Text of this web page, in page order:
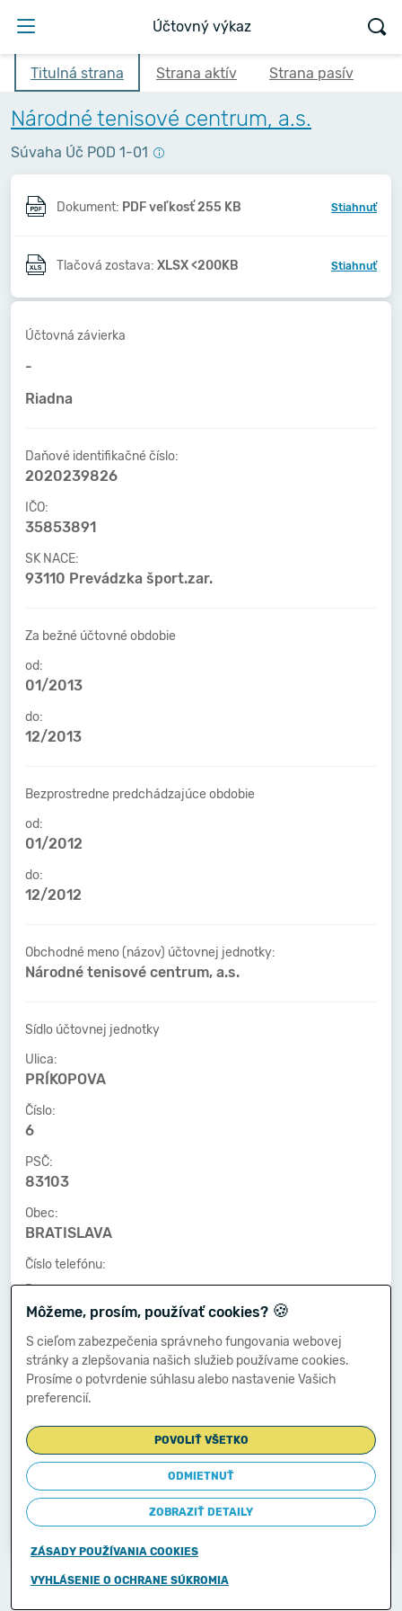
Účtovný výkaz
Titulná strana Strana aktív Strana pasív
Národné tenisové centrum, a.s.
Súvaha Úč POD 1-01
Dokument: PDF veľkosť 255 KB Stiahnuť
Tlačová zostava: XLSX <200KB Stiahnuť
Účtovná závierka
-
Riadna
Daňové identifikačné číslo:
2020239826
IČO:
35853891
SK NACE:
93110 Prevádzka šport.zar.
Za bežné účtovné obdobie
od:
01/2013
do:
12/2013
Bezprostredne predchádzajúce obdobie
od:
01/2012
do:
12/2012
Obchodné meno (názov) účtovnej jednotky:
Národné tenisové centrum, a.s.
Sídlo účtovnej jednotky
Ulica:
PRÍKOPOVA
Číslo:
6
PSČ:
83103
Obec:
BRATISLAVA
Číslo telefónu:
-
Číslo faxu:
-
E-mailová adresa:
-
Zostavená dňa:
20.03.2014
Schválená dňa:
-
Môžeme, prosím, používať cookies? 🍪
S cieľom zabezpečenia správneho fungovania webovej
stránky a zlepšovania našich služieb používame cookies.
Prosíme o potvrdenie súhlasu alebo nastavenie Vašich
preferencií.
POVOLIŤ VŠETKO
ODMIETNUŤ
ZOBRAZIŤ DETAILY
ZÁSADY POUŽÍVANIA COOKIES
VYHLÁSENIE O OCHRANE SÚKROMIA
Copyright © 2011-2026